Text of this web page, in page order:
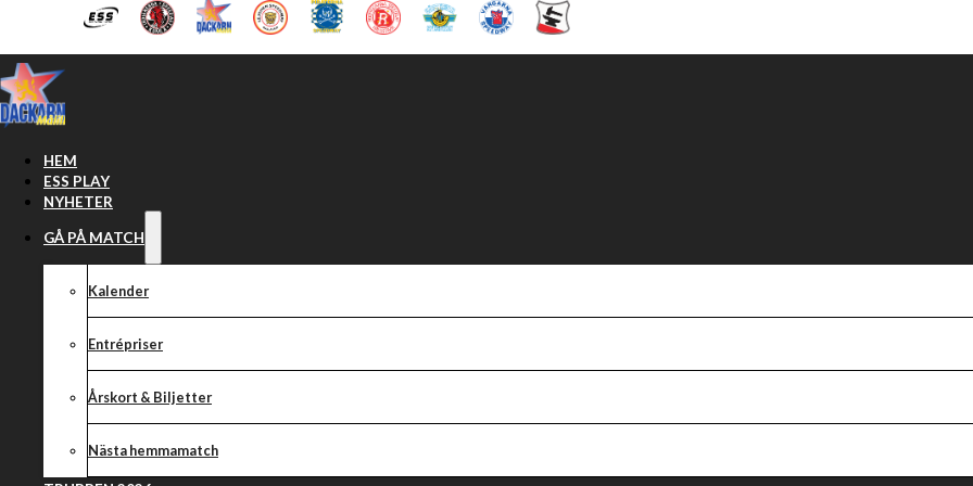
Hoppa till huvudinnehåll Hoppa till sidfot
HEM
ESS PLAY
NYHETER
GÅ PÅ MATCH
Kalender
Entrépriser
Årskort & Biljetter
Nästa hemmamatch